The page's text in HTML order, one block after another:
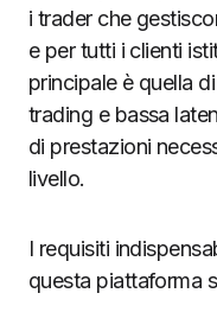
i trader che
e per tutti i clienti
principale è quella
trading e bassa
di prestazioni
livello.
I requisiti
questa piattaforma